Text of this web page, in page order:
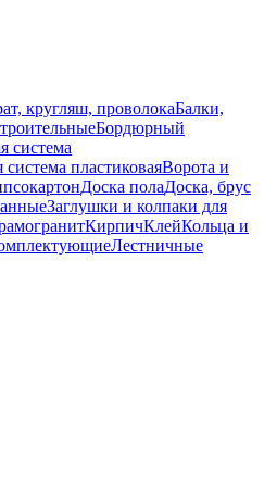
кругляш, проволокаБалки,
Бордюрный
система
система пластиковаяВорота и
Доска полаДоска, брус
Заглушки и колпаки для
КирпичКлейКольца и
Лестничные